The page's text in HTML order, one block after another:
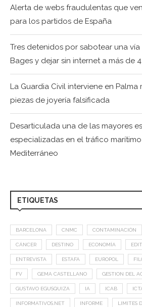
Alerta de webs fraudulentas que
para los partidos de España
Tres detenidos por sabotear una
Bages y dejar sin internet a más de
La Guardia Civil interviene en Palma
piezas de joyería falsificada
Desarticulada una de las mayores
especializadas en el tráfico
Mediterráneo
ETIQUETAS
BARCELONA CNMC CONTAMINACIÓN
CÁNCER DESTINO ECONOMÍA
ENTREVISTA ESTAFA EUROPOL
FV GEMA CASTELLANO GESTION DEL
GUSTAVO EGUSQUIZA IA ICAB
INFORMATIVOS.NET INFORME LIMITES